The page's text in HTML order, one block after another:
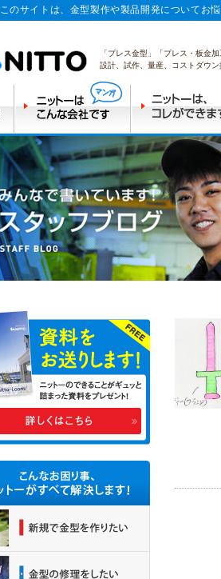
このサイトは、金型製作や製品開発についてお
「プレス金型」「プレス・板金
設計、試作、量産、コストダウ